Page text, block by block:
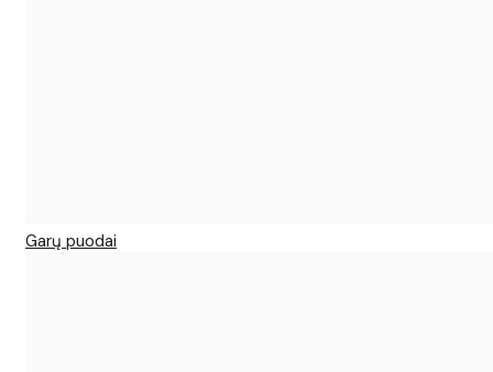
Garų puodai